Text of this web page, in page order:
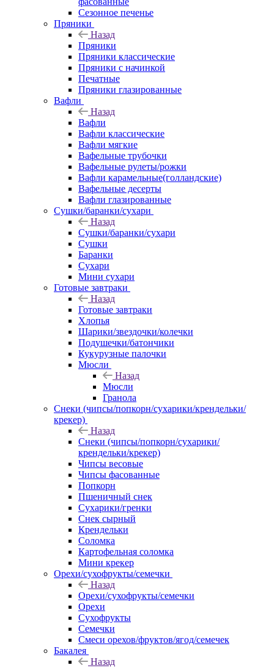
Сезонное печенье
Пряники
Назад
Пряники
Пряники классические
Пряники с начинкой
Печатные
Пряники глазированные
Вафли
Назад
Вафли
Вафли классические
Вафли мягкие
Вафельные трубочки
Вафельные рулеты/рожки
Вафли карамельные(голландские)
Вафельные десерты
Вафли глазированные
Сушки/баранки/сухари
Назад
Сушки/баранки/сухари
Сушки
Баранки
Сухари
Мини сухари
Готовые завтраки
Назад
Готовые завтраки
Хлопья
Шарики/звездочки/колечки
Подушечки/батончики
Кукурузные палочки
Мюсли
Назад
Мюсли
Гранола
Снеки (чипсы/попкорн/сухарики/крендельки/
крекер)
Назад
Снеки (чипсы/попкорн/сухарики/
крендельки/крекер)
Чипсы весовые
Чипсы фасованные
Попкорн
Пшеничный снек
Сухарики/гренки
Снек сырный
Крендельки
Соломка
Картофельная соломка
Мини крекер
Орехи/сухофрукты/семечки
Назад
Орехи/сухофрукты/семечки
Орехи
Сухофрукты
Семечки
Смеси орехов/фруктов/ягод/семечек
Бакалея
Назад